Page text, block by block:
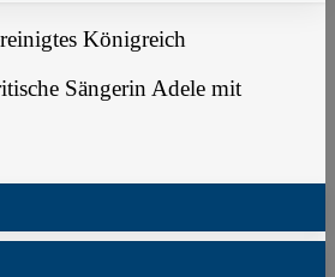
Königreich
Sängerin Adele mit